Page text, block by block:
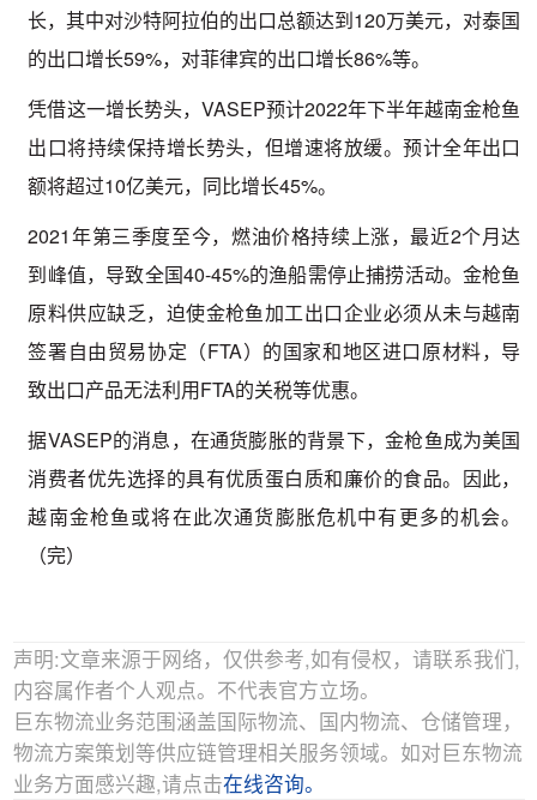
长，其中对沙特阿拉伯的出口总额达到120万美元，对泰国
的出口增长59%，对菲律宾的出口增长86%等。
凭借这一增长势头，VASEP预计2022年下半年越南金枪鱼
出口将持续保持增长势头，但增速将放缓。预计全年出口
额将超过10亿美元，同比增长45%。
2021年第三季度至今，燃油价格持续上涨，最近2个月达
到峰值，导致全国40-45%的渔船需停止捕捞活动。金枪鱼
原料供应缺乏，迫使金枪鱼加工出口企业必须从未与越南
签署自由贸易协定（FTA）的国家和地区进口原材料，导
致出口产品无法利用FTA的关税等优惠。
据VASEP的消息，在通货膨胀的背景下，金枪鱼成为美国
消费者优先选择的具有优质蛋白质和廉价的食品。因此，
越南金枪鱼或将在此次通货膨胀危机中有更多的机会。
（完）
声明:文章来源于网络，仅供参考,如有侵权，请联系我们,
内容属作者个人观点。不代表官方立场。
巨东物流业务范围涵盖国际物流、国内物流、仓储管理，
物流方案策划等供应链管理相关服务领域。如对巨东物流
业务方面感兴趣,请点击在线咨询。